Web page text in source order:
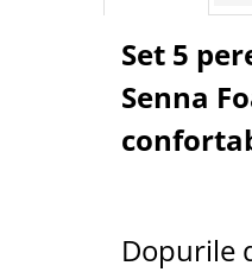
Ingrijire personala
Cantare corporale
Ingrjire faciala
Igiena dentara
Set 5
Senna
Dopurile